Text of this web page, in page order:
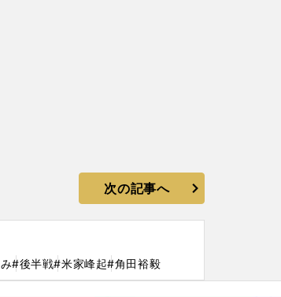
次の記事へ
#後半戦#米家峰起#角田裕毅